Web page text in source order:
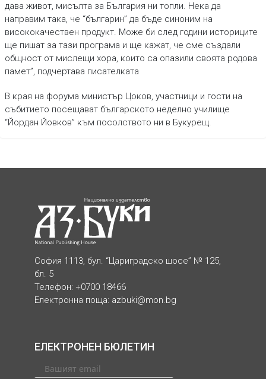
дава живот, мисълта за България ни топли. Нека да
направим така, че “българин” да бъде синоним на
висококачествен продукт. Може би след години историците
ще пишат за тази програма и ще кажат, че сме създали
общност от мислещи хора, които са опазили своята родова
памет”, подчертава писателката
В края на форума министър Цоков, участници и гости на
събитието посещават българското неделно училище
“Йордан Йовков” към посолството ни в Букурещ.
София 1113, бул. “Цариградско шосе” № 125,
бл. 5
Телефон: +0700 18466
Електронна поща: azbuki@mon.bg
ЕЛЕКТРОНЕН БЮЛЕТИН